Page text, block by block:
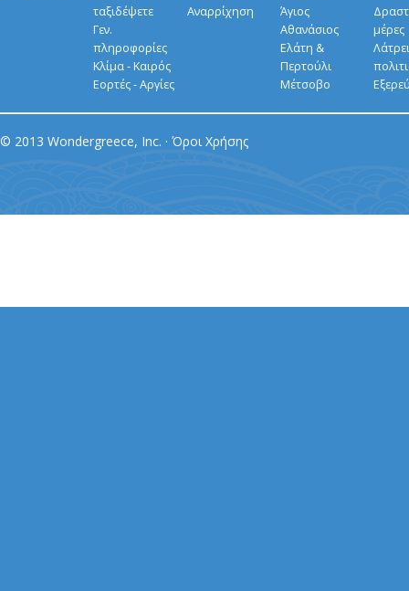
ταξιδέψετε
Γεν.
πληροφορίες
Κλίμα - Καιρός
Εορτές - Αργίες
Αναρρίχηση
Άγιος
Αθανάσιος
Ελάτη &
Περτούλι
Μέτσοβο
μέρες
© 2013 Wondergreece, Inc. · Όροι Χρήσης